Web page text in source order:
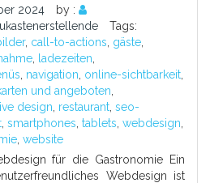
2024
by :
Tags:
, call-to-actions gäste
ladezeiten
navigation online-sichtbarkeit
und angeboten
design restaurant seo-
smartphones tablets webdesign
website
für die Gastronomie Ein
Webdesign ist